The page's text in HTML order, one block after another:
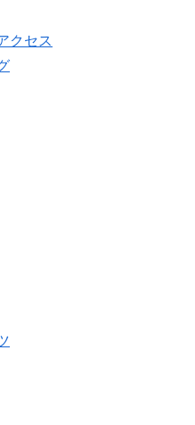
クセス